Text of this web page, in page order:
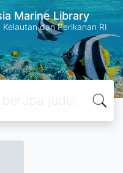
Marine Library
dan Perikanan RI